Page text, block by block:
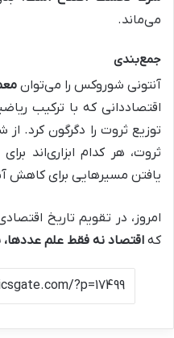
می‌ماند.
جمع‌بندی
آنتونی شوروکس را می‌توان
اقتصاددانی که با ترکیب
توزیع ثروت را دگرگون کرد.
ثروت، هر کدام ابزاری‌اند
یافتن مسیرهایی برای کاهش
امروز، در تقویم تاریخ
کهاقتصاد نه فقط علم